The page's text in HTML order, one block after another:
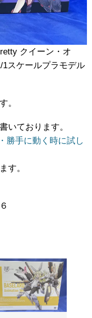
クイーン・オ
スケールプラモデル
。
いております。
勝手に動く時に試し
す。